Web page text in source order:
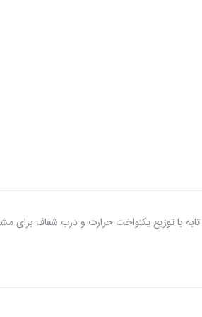
این تابه با توزیع یکنواخت حرارت و درب شفاف